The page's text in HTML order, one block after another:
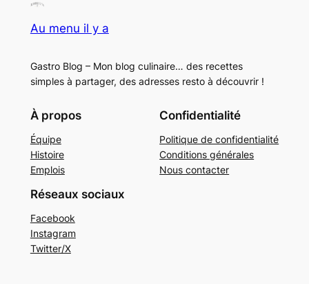
Au menu il y a
Gastro Blog – Mon blog culinaire… des recettes
simples à partager, des adresses resto à découvrir !
À propos
Équipe
Histoire
Emplois
Confidentialité
Politique de confidentialité
Conditions générales
Nous contacter
Réseaux sociaux
Facebook
Instagram
Twitter/X